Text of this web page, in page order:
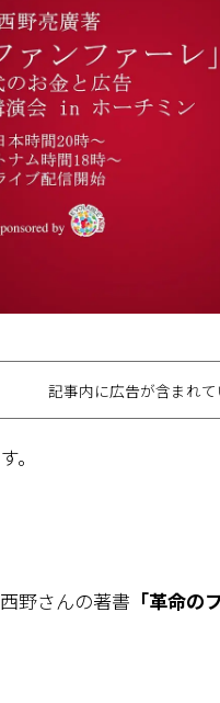
記事内に広告が含まれて
。
野さんの著書 「革命の